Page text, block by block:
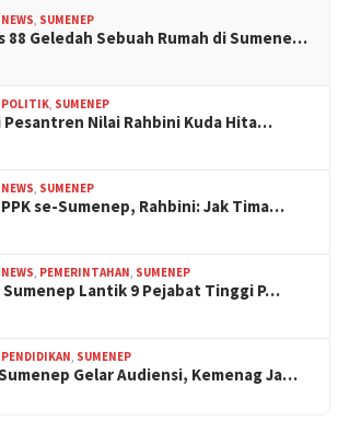
NEWS, SUMENEP
88 Geledah Sebuah Rumah di Sumene…
POLITIK, SUMENEP
Pesantren Nilai Rahbini Kuda Hita…
NEWS, SUMENEP
se-Sumenep, Rahbini: Jak Tima…
NEWS, PEMERINTAHAN, SUMENEP
Lantik 9 Pejabat Tinggi P…
PENDIDIKAN, SUMENEP
Sumenep Gelar Audiensi, Kemenag Ja…